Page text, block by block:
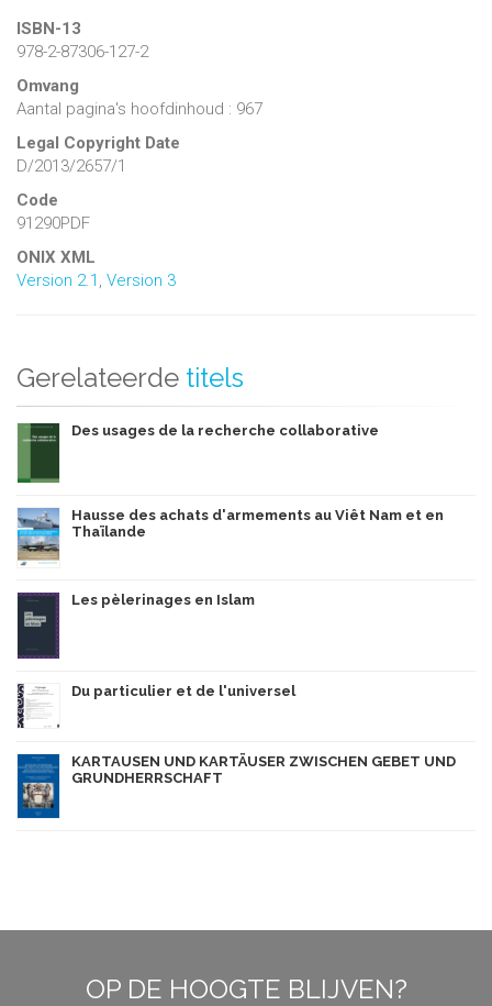
ISBN-13
978-2-87306-127-2
Omvang
Aantal pagina's hoofdinhoud : 967
Legal Copyright Date
D/2013/2657/1
Code
91290PDF
ONIX XML
Version 2.1 , Version 3
Gerelateerde titels
Des usages de la recherche collaborative
Hausse des achats d'armements au Viêt Nam et en
Thaïlande
Les pèlerinages en Islam
Du particulier et de l'universel
KARTAUSEN UND KARTÄUSER ZWISCHEN GEBET UND
GRUNDHERRSCHAFT
OP DE HOOGTE BLIJVEN?